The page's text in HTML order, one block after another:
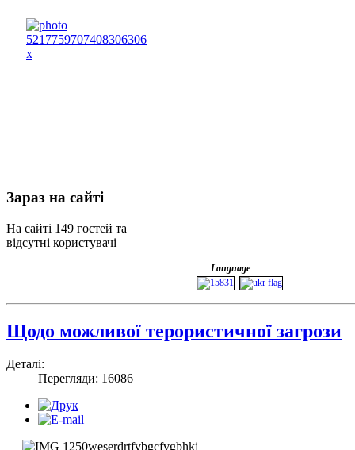
Зараз на сайті
На сайті 149 гостей та
відсутні користувачі
Language
Щодо можливої терористичної загрози
Деталі:
Перегляди: 16086